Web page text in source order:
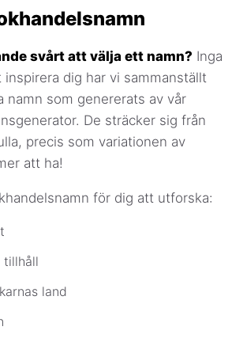
svårt att välja ett namn? Inga
inspirera dig har vi sammanställt
namn som genererats av vår
De sträcker sig från
precis som variationen av
att ha!
för dig att utforska:
tillhåll
land